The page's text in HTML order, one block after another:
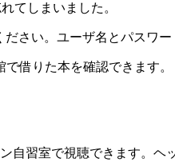
てしまいました。
ださい。ユーザ名とパスワ
借りた本を確認できます。
習室で視聴できます。ヘ